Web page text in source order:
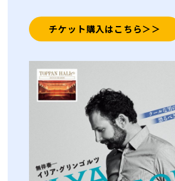
チケット購入はこちら＞＞